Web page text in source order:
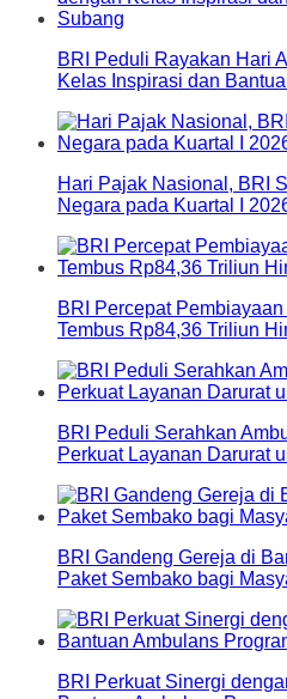
BRI Peduli Rayakan Hari
Kelas Inspirasi dan
Hari Pajak Nasional, BRI
Negara pada Kuartal I
BRI Percepat
Tembus Rp84,36 Triliun
BRI Peduli Serahkan
Perkuat Layanan Darurat
BRI Gandeng Gereja di
Paket Sembako bagi
BRI Perkuat Sinergi